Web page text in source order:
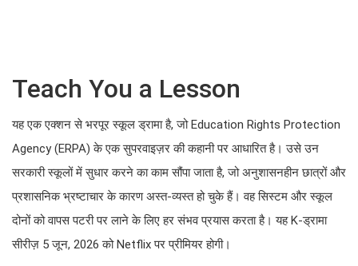
Teach You a Lesson
यह एक एक्शन से भरपूर स्कूल ड्रामा है, जो Education Rights Protection
Agency (ERPA) के एक सुपरवाइज़र की कहानी पर आधारित है। उसे उन
सरकारी स्कूलों में सुधार करने का काम सौंपा जाता है, जो अनुशासनहीन छात्रों और
प्रशासनिक भ्रष्टाचार के कारण अस्त-व्यस्त हो चुके हैं। वह सिस्टम और स्कूल
दोनों को वापस पटरी पर लाने के लिए हर संभव प्रयास करता है। यह K-ड्रामा
सीरीज़ 5 जून, 2026 को Netflix पर प्रीमियर होगी।